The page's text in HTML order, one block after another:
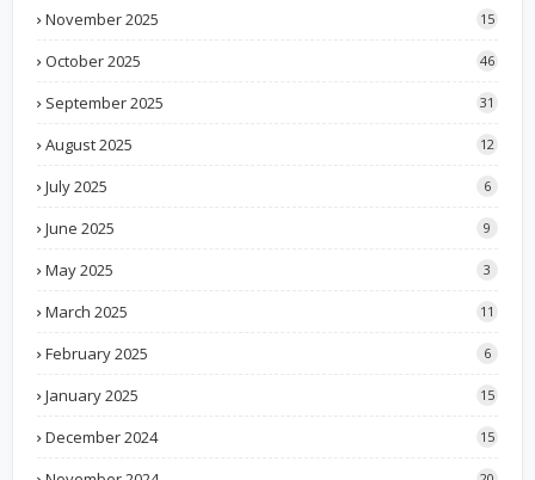
November 2025 15
October 2025 46
September 2025 31
August 2025 12
July 2025 6
June 2025 9
May 2025 3
March 2025 11
February 2025 6
January 2025 15
December 2024 15